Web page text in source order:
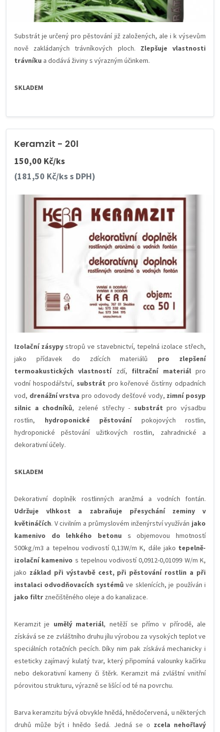
Substrát je určený pro pěstování již založených, ale i k výsevům
nově zakládaných trávníkových ploch. Zlepšuje vlastnosti
trávníku a dodává živiny s výrazným účinkem.
SKLADEM
Keramzit - 20l
150,00 Kč/ks
(181,50 Kč/ks s DPH)
Izolační zásypy stropů ve stavebnictví, tepelná izolace střech,
jako přídavek do zdících materiálů pro zlepšení
termoakustických vlastnostízdí, filtrační materiálpro
vodní hospodářství, substrát pro kořenové čistírny odpadních
vod, drenážní vrstva pro odovody dešťové vody, zimní posyp
silnic a chodníků, zelené střechy - substrát pro výsadbu
rostlin, hydroponické pěstovánípokojových rostlin,
hydroponické pěstování užitkových rostlin, zahradnické a
dekorativní účely.
SKLADEM
Dekorativní doplněk rostlinných aranžmá a vodních fontán.
Udržuje vlhkost a zabraňuje přesychání zeminy v
květináčích. V civilním a průmyslovém inženýrství využíván jako
kamenivo do lehkého betonu s objemovou hmotností
500kg/m3 a tepelnou vodivostí 0,13W/m K, dále jako tepelně-
izolační kamenivo s tepelnou vodivostí 0,0912-0,01099 W/m K,
jako základ při výstavbě cest, při pěstování rostlin a při
instalaci odvodňovacích systémů ve sklenících, je používán i
jako filtr znečištěného oleje a do kanalizace.
Keramzit je umělý materiál, netěží se přímo v přírodě, ale
získává se ze zvláštního druhu jílu výrobou za vysokých teplot ve
speciálních rotačních pecích. Díky nim pak získává mechanicky i
esteticky zajímavý kulatý tvar, který připomíná valounky kačírku
nebo dekorativní kameny či štěrk. Keramzit má zvláštní vnitřní
pórovitou strukturu, výrazně se lišící od té na povrchu.
Barva keramzitu bývá obvykle hnědá, hnědočervená, u některých
druhů může být i hnědo šedá. Jedná se o zcela nehořlavý